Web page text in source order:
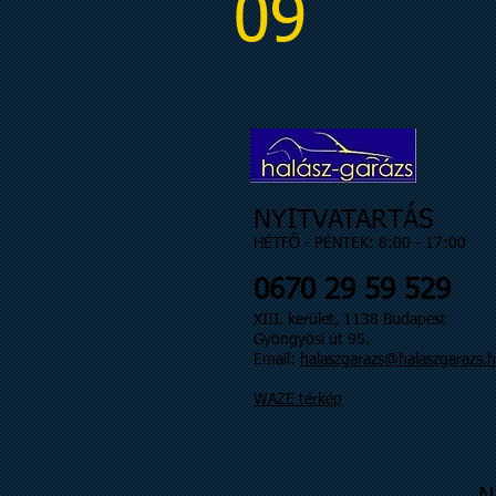
09
NYITVATARTÁS
HÉTFŐ - PÉNTEK: 8:00 - 17:00
0670 29 59 529
XIII. kerület, 1138 Budapest
Gyöngyösi út 95.
Email:
WAZE térkép